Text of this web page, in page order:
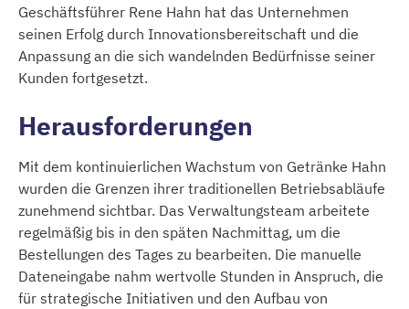
Geschäftsführer Rene Hahn hat das Unternehmen
seinen Erfolg durch Innovationsbereitschaft und die
Anpassung an die sich wandelnden Bedürfnisse seiner
Kunden fortgesetzt.
Herausforderungen
Mit dem kontinuierlichen Wachstum von Getränke Hahn
wurden die Grenzen ihrer traditionellen Betriebsabläufe
zunehmend sichtbar. Das Verwaltungsteam arbeitete
regelmäßig bis in den späten Nachmittag, um die
Bestellungen des Tages zu bearbeiten. Die manuelle
Dateneingabe nahm wertvolle Stunden in Anspruch, die
für strategische Initiativen und den Aufbau von